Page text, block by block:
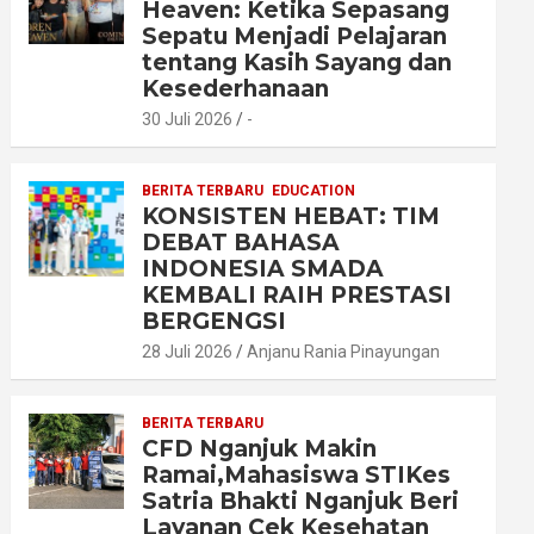
Heaven: Ketika Sepasang
Sepatu Menjadi Pelajaran
tentang Kasih Sayang dan
Kesederhanaan
30 Juli 2026 -
BERITA TERBARU EDUCATION
KONSISTEN HEBAT: TIM
DEBAT BAHASA
INDONESIA SMADA
KEMBALI RAIH PRESTASI
BERGENGSI
28 Juli 2026 Anjanu Rania Pinayungan
BERITA TERBARU
CFD Nganjuk Makin
Ramai,Mahasiswa STIKes
Satria Bhakti Nganjuk Beri
Layanan Cek Kesehatan